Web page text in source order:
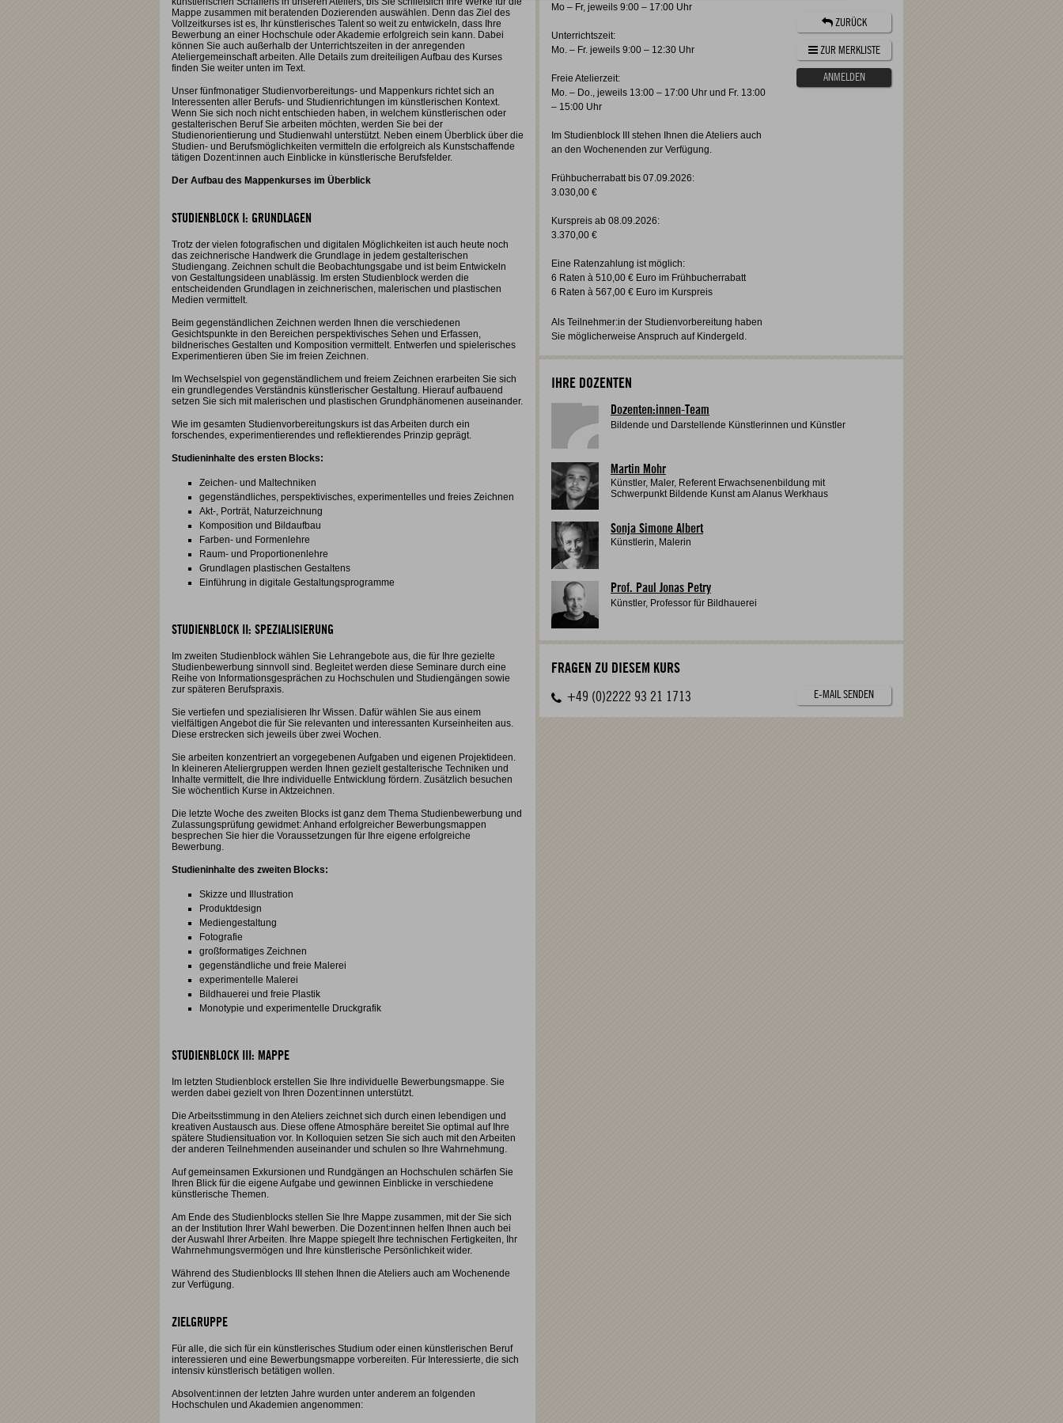
Mappe zusammen mit beratenden Dozierenden auswählen. Denn das Ziel des
Vollzeitkurses ist es, Ihr künstlerisches Talent so weit zu entwickeln, dass Ihre
Bewerbung an einer Hochschule oder Akademie erfolgreich sein kann. Dabei
können Sie auch außerhalb der Unterrichtszeiten in der anregenden
Ateliergemeinschaft arbeiten. Alle Details zum dreiteiligen Aufbau des Kurses
finden Sie weiter unten im Text.
Unser fünfmonatiger Studienvorbereitungs- und Mappenkurs richtet sich an
Interessenten aller Berufs- und Studienrichtungen im künstlerischen Kontext.
Wenn Sie sich noch nicht entschieden haben, in welchem künstlerischen oder
gestalterischen Beruf Sie arbeiten möchten, werden Sie bei der
Studienorientierung und Studienwahl unterstützt. Neben einem Überblick über die
Studien- und Berufsmöglichkeiten vermitteln die erfolgreich als Kunstschaffende
tätigen Dozent:innen auch Einblicke in künstlerische Berufsfelder.
Der Aufbau des Mappenkurses im Überblick
STUDIENBLOCK I: GRUNDLAGEN
Trotz der vielen fotografischen und digitalen Möglichkeiten ist auch heute noch
das zeichnerische Handwerk die Grundlage in jedem gestalterischen
Studiengang. Zeichnen schult die Beobachtungsgabe und ist beim Entwickeln
von Gestaltungsideen unablässig. Im ersten Studienblock werden die
entscheidenden Grundlagen in zeichnerischen, malerischen und plastischen
Medien vermittelt.
Beim gegenständlichen Zeichnen werden Ihnen die verschiedenen
Gesichtspunkte in den Bereichen perspektivisches Sehen und Erfassen,
bildnerisches Gestalten und Komposition vermittelt. Entwerfen und spielerisches
Experimentieren üben Sie im freien Zeichnen.
Im Wechselspiel von gegenständlichem und freiem Zeichnen erarbeiten Sie sich
ein grundlegendes Verständnis künstlerischer Gestaltung. Hierauf aufbauend
setzen Sie sich mit malerischen und plastischen Grundphänomenen auseinander.
Wie im gesamten Studienvorbereitungskurs ist das Arbeiten durch ein
forschendes, experimentierendes und reflektierendes Prinzip geprägt.
Studieninhalte des ersten Blocks:
Zeichen- und Maltechniken
gegenständliches, perspektivisches, experimentelles und freies Zeichnen
Akt-, Porträt, Naturzeichnung
Komposition und Bildaufbau
Farben- und Formenlehre
Raum- und Proportionenlehre
Grundlagen plastischen Gestaltens
Einführung in digitale Gestaltungsprogramme
STUDIENBLOCK II: SPEZIALISIERUNG
Im zweiten Studienblock wählen Sie Lehrangebote aus, die für Ihre gezielte
Studienbewerbung sinnvoll sind. Begleitet werden diese Seminare durch eine
Reihe von Informationsgesprächen zu Hochschulen und Studiengängen sowie
zur späteren Berufspraxis.
Sie vertiefen und spezialisieren Ihr Wissen. Dafür wählen Sie aus einem
vielfältigen Angebot die für Sie relevanten und interessanten Kurseinheiten aus.
Diese erstrecken sich jeweils über zwei Wochen.
Sie arbeiten konzentriert an vorgegebenen Aufgaben und eigenen Projektideen.
In kleineren Ateliergruppen werden Ihnen gezielt gestalterische Techniken und
Inhalte vermittelt, die Ihre individuelle Entwicklung fördern. Zusätzlich besuchen
Sie wöchentlich Kurse in Aktzeichnen.
Die letzte Woche des zweiten Blocks ist ganz dem Thema Studienbewerbung und
Zulassungsprüfung gewidmet: Anhand erfolgreicher Bewerbungsmappen
besprechen Sie hier die Voraussetzungen für Ihre eigene erfolgreiche
Bewerbung.
Studieninhalte des zweiten Blocks:
Skizze und Illustration
Produktdesign
Mediengestaltung
Fotografie
großformatiges Zeichnen
gegenständliche und freie Malerei
experimentelle Malerei
Bildhauerei und freie Plastik
Monotypie und experimentelle Druckgrafik
STUDIENBLOCK III: MAPPE
Im letzten Studienblock erstellen Sie Ihre individuelle Bewerbungsmappe. Sie
werden dabei gezielt von Ihren Dozent:innen unterstützt.
Die Arbeitsstimmung in den Ateliers zeichnet sich durch einen lebendigen und
kreativen Austausch aus. Diese offene Atmosphäre bereitet Sie optimal auf Ihre
spätere Studiensituation vor. In Kolloquien setzen Sie sich auch mit den Arbeiten
der anderen Teilnehmenden auseinander und schulen so Ihre Wahrnehmung.
Auf gemeinsamen Exkursionen und Rundgängen an Hochschulen schärfen Sie
Ihren Blick für die eigene Aufgabe und gewinnen Einblicke in verschiedene
künstlerische Themen.
Am Ende des Studienblocks stellen Sie Ihre Mappe zusammen, mit der Sie sich
an der Institution Ihrer Wahl bewerben. Die Dozent:innen helfen Ihnen auch bei
der Auswahl Ihrer Arbeiten. Ihre Mappe spiegelt Ihre technischen Fertigkeiten, Ihr
Wahrnehmungsvermögen und Ihre künstlerische Persönlichkeit wider.
Während des Studienblocks III stehen Ihnen die Ateliers auch am Wochenende
zur Verfügung.
ZIELGRUPPE
Für alle, die sich für ein künstlerisches Studium oder einen künstlerischen Beruf
interessieren und eine Bewerbungsmappe vorbereiten. Für Interessierte, die sich
intensiv künstlerisch betätigen wollen.
Absolvent:innen der letzten Jahre wurden unter anderem an folgenden
Hochschulen und Akademien angenommen:
Mo – Fr, jeweils 9:00 – 17:00 Uhr
Unterrichtszeit:
Mo. – Fr. jeweils 9:00 – 12:30 Uhr
Freie Atelierzeit:
Mo. – Do., jeweils 13:00 – 17:00 Uhr und Fr. 13:00
– 15:00 Uhr
Im Studienblock III stehen Ihnen die Ateliers auch
an den Wochenenden zur Verfügung.
Frühbucherrabatt bis 07.09.2026:
3.030,00 €
Kurspreis ab 08.09.2026:
3.370,00 €
Eine Ratenzahlung ist möglich:
6 Raten à 510,00 € Euro im Frühbucherrabatt
6 Raten à 567,00 € Euro im Kurspreis
Als Teilnehmer:in der Studienvorbereitung haben
Sie möglicherweise Anspruch auf Kindergeld.
ZURÜCK
ZUR MERKLISTE
ANMELDEN
IHRE DOZENTEN
Dozenten:innen-Team
Bildende und Darstellende Künstlerinnen und Künstler
Martin Mohr
Künstler, Maler, Referent Erwachsenenbildung mit
Schwerpunkt Bildende Kunst am Alanus Werkhaus
Sonja Simone Albert
Künstlerin, Malerin
Prof. Paul Jonas Petry
Künstler, Professor für Bildhauerei
FRAGEN ZU DIESEM KURS
+49 (0)2222 93 21 1713
E-MAIL SENDEN